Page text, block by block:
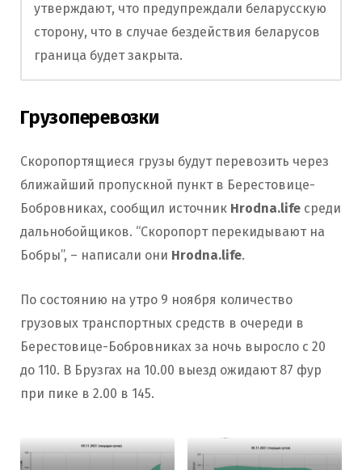
утверждают, что предупреждали беларусскую
сторону, что в случае бездействия беларусов
граница будет закрыта.
Грузоперевозки
Скоропортящиеся грузы будут перевозить через
ближайший пропускной пункт в Берестовице-
Бобровниках, сообщил источник Hrodna.life среди
дальнобойщиков. “Скоропорт перекидывают на
Бобры”, – написали они Hrodna.life.
По состоянию на утро 9 ноября количество
грузовых транспортных средств в очереди в
Берестовице-Бобровниках за ночь выросло с 20
до 110. В Брузгах на 10.00 выезд ожидают 87 фур
при пике в 2.00 в 145.